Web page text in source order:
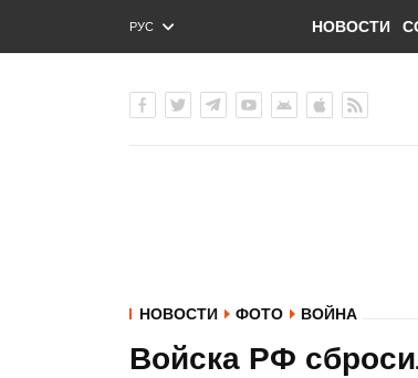
РУС
ENG
НОВОСТИ
НОВОСТИ ФОТО ВОЙНА
Войска РФ